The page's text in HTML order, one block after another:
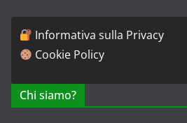
Informativa sulla Privacy
Cookie Policy
Chi siamo?